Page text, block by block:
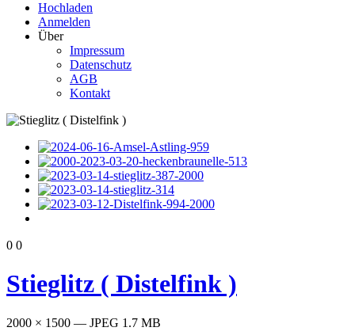
Hochladen
Anmelden
Über
Impressum
Datenschutz
AGB
Kontakt
0 0
Stieglitz ( Distelfink )
2000 × 1500 — JPEG 1.7 MB